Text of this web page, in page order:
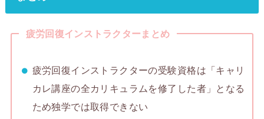
疲労回復インストラクターまとめ
疲労回復インストラクターの受験資格は「キャリ
カレ講座の全カリキュラムを修了した者」となる
ため独学では取得できない